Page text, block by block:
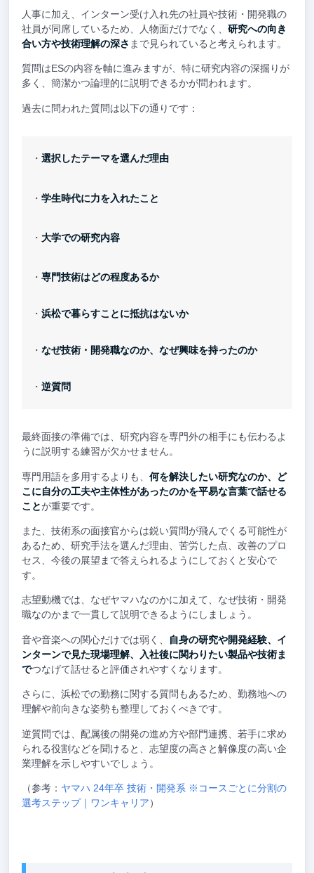
人事に加え、インターン受け入れ先の社員や技術・開発職の
社員が同席しているため、人物面だけでなく、 研究への向き
合い方や技術理解の深さ まで見られていると考えられます。
質問はESの内容を軸に進みますが、特に研究内容の深掘りが
多く、簡潔かつ論理的に説明できるかが問われます。
過去に問われた質問は以下の通りです：
・選択したテーマを選んだ理由
・学生時代に力を入れたこと
・大学での研究内容
・専門技術はどの程度あるか
・浜松で暮らすことに抵抗はないか
・なぜ技術・開発職なのか、なぜ興味を持ったのか
・逆質問
最終面接の準備では、研究内容を専門外の相手にも伝わるよ
うに説明する練習が欠かせません。
専門用語を多用するよりも、 何を解決したい研究なのか、ど
こに自分の工夫や主体性があったのかを平易な言葉で話せる
ことが重要です。
また、技術系の面接官からは鋭い質問が飛んでくる可能性が
あるため、研究手法を選んだ理由、苦労した点、改善のプロ
セス、今後の展望まで答えられるようにしておくと安心で
す。
志望動機では、なぜヤマハなのかに加えて、なぜ技術・開発
職なのかまで一貫して説明できるようにしましょう。
音や音楽への関心だけでは弱く、
自身の研究や開発経験、イ
ンターンで見た現場理解、入社後に関わりたい製品や技術ま
でつなげて話せると評価されやすくなります。
さらに、浜松での勤務に関する質問もあるため、勤務地への
理解や前向きな姿勢も整理しておくべきです。
逆質問では、配属後の開発の進め方や部門連携、若手に求め
られる役割などを聞けると、志望度の高さと解像度の高い企
業理解を示しやすいでしょう。
（参考： ヤマハ 24年卒 技術・開発系 ※コースごとに分割の
選考ステップ｜ワンキャリア）